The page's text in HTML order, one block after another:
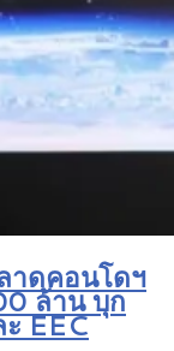
าดคอนโดฯ
ล้าน บุก
EEC